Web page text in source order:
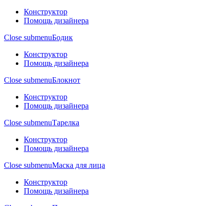
Конструктор
Помощь дизайнера
Close submenuБодик
Конструктор
Помощь дизайнера
Close submenuБлокнот
Конструктор
Помощь дизайнера
Close submenuТарелка
Конструктор
Помощь дизайнера
Close submenuМаска для лица
Конструктор
Помощь дизайнера